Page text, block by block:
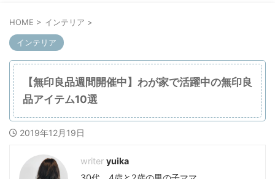
HOME > インテリア >
インテリア
【無印良品週間開催中】わが家で活躍中の無印良
品アイテム10選
2019年12月19日
yuika